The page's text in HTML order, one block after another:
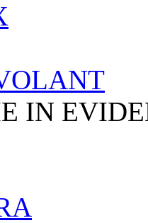
IN